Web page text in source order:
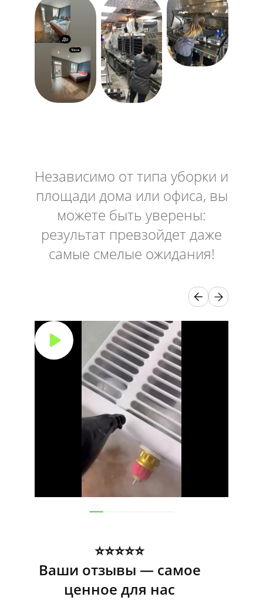
Независимо от типа уборки и
площади дома или офиса, вы
можете быть уверены:
результат превзойдет даже
самые смелые ожидания!
⭐️⭐️⭐️⭐️⭐️
Ваши отзывы — самое
ценное для нас